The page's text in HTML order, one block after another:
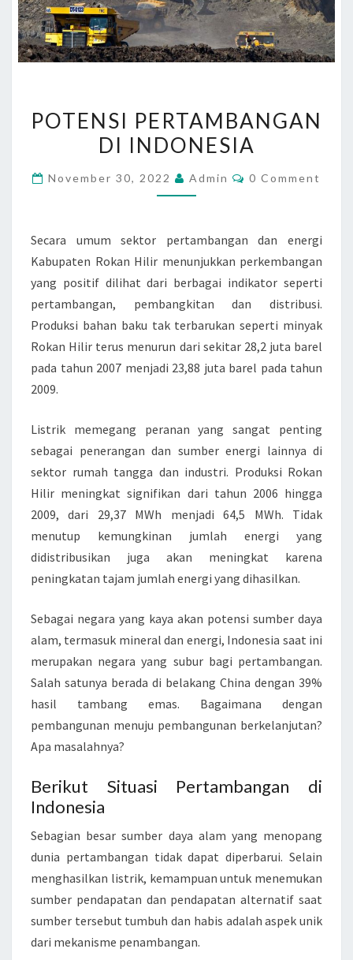
O
T
O
N
E
S
A
POTENSI PERTAMBANGAN
DI INDONESIA
November 30, 2022 Admin
C
N
S
0 Comment
Secara umum sektor pertambangan dan energi
Kabupaten Rokan Hilir menunjukkan perkembangan
yang positif dilihat dari berbagai indikator seperti
pertambangan, pembangkitan dan distribusi.
Produksi bahan baku tak terbarukan seperti minyak
Rokan Hilir terus menurun dari sekitar 28,2 juta barel
pada tahun 2007 menjadi 23,88 juta barel pada tahun
2009.
Listrik memegang peranan yang sangat penting
sebagai penerangan dan sumber energi lainnya di
sektor rumah tangga dan industri. Produksi Rokan
Hilir meningkat signifikan dari tahun 2006 hingga
2009, dari 29,37 MWh menjadi 64,5 MWh. Tidak
menutup kemungkinan jumlah energi yang
didistribusikan juga akan meningkat karena
peningkatan tajam jumlah energi yang dihasilkan.
Sebagai negara yang kaya akan potensi sumber daya
alam, termasuk mineral dan energi, Indonesia saat ini
merupakan negara yang subur bagi pertambangan.
Salah satunya berada di belakang China dengan 39%
hasil tambang emas. Bagaimana dengan
pembangunan menuju pembangunan berkelanjutan?
Apa masalahnya?
Berikut Situasi Pertambangan di
Indonesia
Sebagian besar sumber daya alam yang menopang
dunia pertambangan tidak dapat diperbarui. Selain
menghasilkan listrik, kemampuan untuk menemukan
sumber pendapatan dan pendapatan alternatif saat
sumber tersebut tumbuh dan habis adalah aspek unik
dari mekanisme penambangan.